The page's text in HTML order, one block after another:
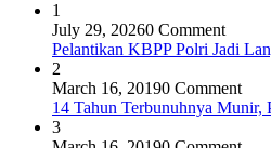
1
July 29, 20260 Comment
Pelantikan KBPP Polri Jadi
2
March 16, 20190 Comment
14 Tahun Terbunuhnya
3